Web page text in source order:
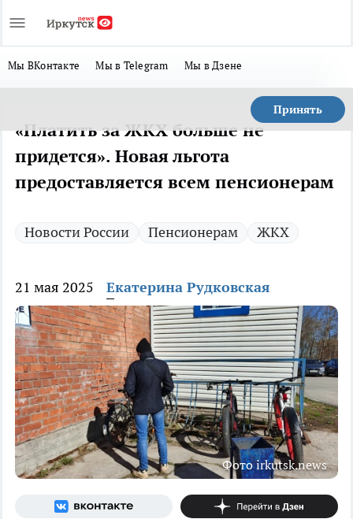
Мы ВКонтакте Мы в Telegram Мы в Дзене
Принять
«Платить за ЖКХ больше не
придется». Новая льгота
предоставляется всем пенсионерам
Новости России Пенсионерам ЖКХ
21 мая 2025 Екатерина Рудковская
Фото irkutsk.news